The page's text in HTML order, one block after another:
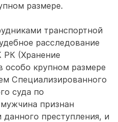
размере.
транспортной
расследование
РК (Хранение
особо крупном размере
Специализированного
суда по
признан
преступления, и